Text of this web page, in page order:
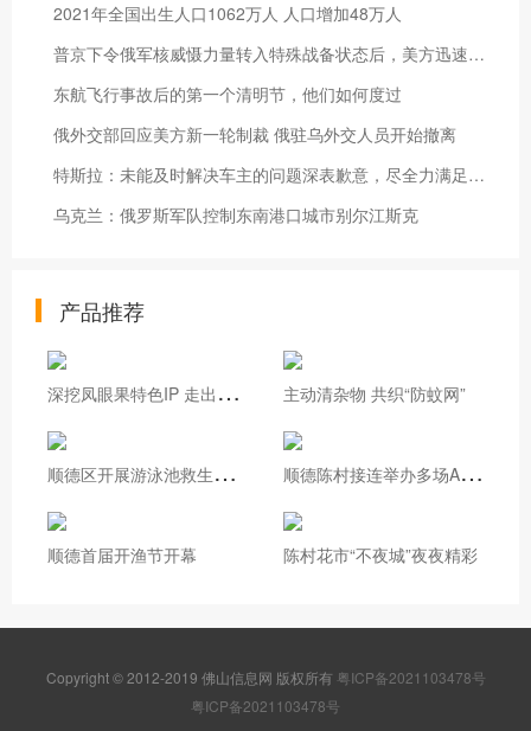
2021年全国出生人口1062万人 人口增加48万人
普京下令俄军核威慑力量转入特殊战备状态后，美方迅速回应
东航飞行事故后的第一个清明节，他们如何度过
俄外交部回应美方新一轮制裁 俄驻乌外交人员开始撤离
特斯拉：未能及时解决车主的问题深表歉意，尽全力满足车主诉求
乌克兰：俄罗斯军队控制东南港口城市别尔江斯克
产品推荐
深
挖凤眼果特色IP 走出基层治理新路 主动清杂物 共织“防蚊网”
顺
德区开展游泳池救生员实操培训 顺
德陈村接连举办多场AI专题培训
顺德首届开渔节开幕 陈村花市“不夜城”夜夜精彩
Copyright © 2012-2019 佛山信息网 版权所有 粤ICP备2021103478号
粤ICP备2021103478号